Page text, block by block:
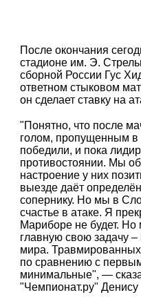
После окончания
стадионе им. Э.
сборной России Гус
ответном стыковом
он сделает ставку на
"Понятно, что после
голом, пропущенным
победили, и пока
противостоянии. Мы
настроение у них
выезде даёт
сопернику. Но мы в
счастье в атаке. Я
Мариборе не будет.
главную свою задачу
мира.
по сравнению с
минимальные", —
"Чемпионат.ру"